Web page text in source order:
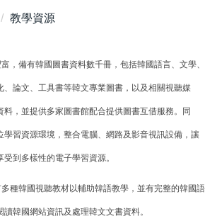
教學資源
，備有韓國圖書資料數千冊，包括韓國語言、文學、
、論文、工具書等韓文專業圖書，以及相關視聽媒
料，並提供多家圖書館配合提供圖書互借服務。同
學習資源環境，整合電腦、網路及影音視訊設備，讓
到多樣性的電子學習資源。
種韓國視聽教材以輔助韓語教學，並有完整的韓國語
韓國網站資訊及處理韓文文書資料。